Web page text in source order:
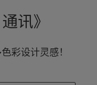
讯》
彩设计灵感！